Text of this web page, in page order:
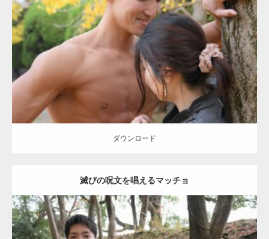
Update: 2021.07.8
Category:公園のマッチョ その他 AKIHITO(細マッチョ) 大胸筋 肩 腹
筋
ダウンロード
ダウンロード
滅びの呪文を唱えるマッチョ
【YouTube】マッチョフリー素材メンバーが
ギネス世界記録…
【TV】TBS番組「ひるおび」にてマッスルプ
ラスが紹介されま…